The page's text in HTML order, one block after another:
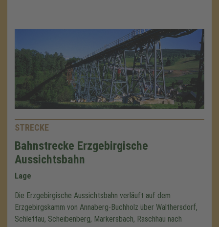
STRECKE
Bahnstrecke Erzgebirgische
Aussichtsbahn
Lage
Die Erzgebirgische Aussichtsbahn verläuft auf dem
Erzgebirgskamm von Annaberg-Buchholz über Walthersdorf,
Schlettau, Scheibenberg, Markersbach, Raschhau nach